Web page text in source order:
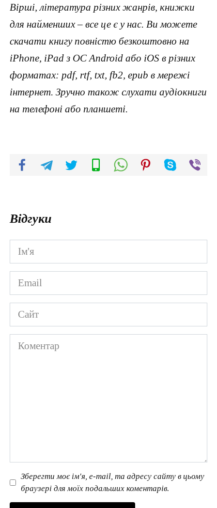
Вірші, література різних жанрів, книжки
для найменших – все це є у нас. Ви можете
скачати книгу повністю безкоштовно на
iPhone, iPad з ОС Android або iOS в різних
форматах: pdf, rtf, txt, fb2, epub в мережі
інтернет. Зручно також слухати аудіокниги
на телефоні або планшеті.
Відгуки
Ім'я
*
Email
*
Сайт
Коментар
Зберегти моє ім'я, e-mail, та адресу сайту в цьому
браузері для моїх подальших коментарів.